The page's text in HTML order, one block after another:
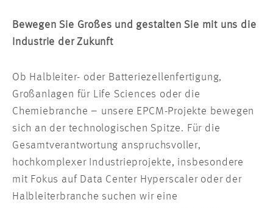
Bewegen Sie Großes und gestalten Sie mit uns die
Industrie der Zukunft
Ob Halbleiter- oder Batteriezellenfertigung,
Großanlagen für Life Sciences oder die
Chemiebranche – unsere EPCM-Projekte bewegen
sich an der technologischen Spitze. Für die
Gesamtverantwortung anspruchsvoller,
hochkomplexer Industrieprojekte, insbesondere
mit Fokus auf Data Center Hyperscaler oder der
Halbleiterbranche suchen wir eine